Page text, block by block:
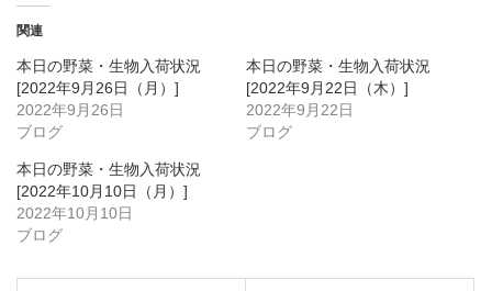
関連
本日の野菜・生物入荷状況
[2022年9月26日（月）]
2022年9月26日
ブログ
本日の野菜・生物入荷状況
[2022年9月22日（木）]
2022年9月22日
ブログ
本日の野菜・生物入荷状況
[2022年10月10日（月）]
2022年10月10日
ブログ